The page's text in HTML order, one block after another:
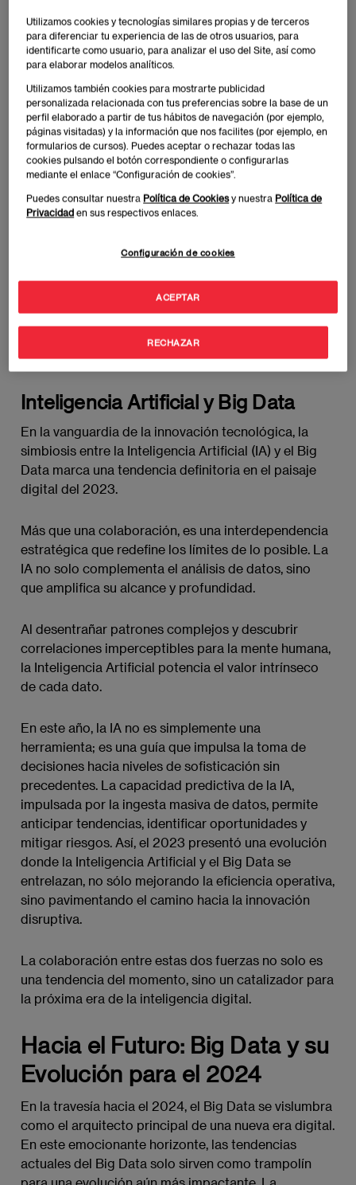
de vida de los datos se convierte en un pilar
fundamental para la toma de decisiones informadas
y la evolución constante.
Este año, el Big Data se convierte en el facilitador de
la personalización empresarial, permitiendo a las
organizaciones comprender las necesidades
individuales de sus clientes y adaptar sus servicios
de manera única. Asimismo, vemos cómo las
empresas utilizan datos masivos para optimizar sus
cadenas de suministro, identificar eficiencias y
La transformación digital, impulsada por el Big Data,
va más allá de la simple adopción tecnológica; se
empresas interactúan, aprenden y evolucionan en un
mundo impulsado por la información.
Inteligencia Artificial y Big Data
En la vanguardia de la innovación tecnológica, la
simbiosis entre la Inteligencia Artificial (IA) y el Big
Data marca una tendencia definitoria en el paisaje
digital del 2023.
Más que una colaboración, es una interdependencia
estratégica que redefine los límites de lo posible. La
IA no solo complementa el análisis de datos, sino
que amplifica su alcance y profundidad.
Al desentrañar patrones complejos y descubrir
correlaciones imperceptibles para la mente humana,
la Inteligencia Artificial potencia el valor intrínseco
de cada dato.
En este año, la IA no es simplemente una
herramienta; es una guía que impulsa la toma de
decisiones hacia niveles de sofisticación sin
precedentes. La capacidad predictiva de la IA,
impulsada por la ingesta masiva de datos, permite
anticipar tendencias, identificar oportunidades y
mitigar riesgos. Así, el 2023 presentó una evolución
donde la Inteligencia Artificial y el Big Data se
entrelazan, no sólo mejorando la eficiencia operativa,
sino pavimentando el camino hacia la innovación
disruptiva.
La colaboración entre estas dos fuerzas no solo es
una tendencia del momento, sino un catalizador para
la próxima era de la inteligencia digital.
Hacia el Futuro: Big Data y su
Evolución para el 2024
En la travesía hacia el 2024, el Big Data se vislumbra
como el arquitecto principal de una nueva era digital.
En este emocionante horizonte, las tendencias
actuales del Big Data solo sirven como trampolín
Utilizamos cookies y tecnologías similares propias y de terceros
para diferenciar tu experiencia de las de otros usuarios, para
identificarte como usuario, para analizar el uso del Site, así como
para elaborar modelos analíticos.
Utilizamos también cookies para mostrarte publicidad
personalizada relacionada con tus preferencias sobre la base de un
perfil elaborado a partir de tus hábitos de navegación (por ejemplo,
páginas visitadas) y la información que nos facilites (por ejemplo, en
formularios de cursos). Puedes aceptar o rechazar todas las
cookies pulsando el botón correspondiente o configurarlas
mediante el enlace “Configuración de cookies”.
Puedes consultar nuestra Política de Cookiesy nuestra Política de
Privacidad en sus respectivos enlaces.
Configuración de cookies
RECHAZAR
ACEPTAR